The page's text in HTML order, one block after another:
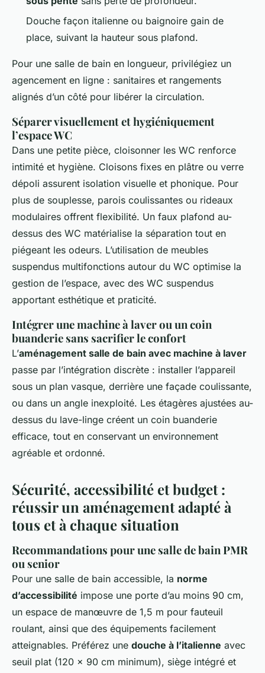
Douche façon italienne ou baignoire gain de
place, suivant la hauteur sous plafond.
Pour une salle de bain en longueur, privilégiez un
agencement en ligne : sanitaires et rangements
alignés d’un côté pour libérer la circulation.
Séparer visuellement et hygiéniquement
l’espace WC
Dans une petite pièce, cloisonner les WC renforce
intimité et hygiène. Cloisons fixes en plâtre ou verre
dépoli assurent isolation visuelle et phonique. Pour
plus de souplesse, parois coulissantes ou rideaux
modulaires offrent flexibilité. Un faux plafond au-
dessus des WC matérialise la séparation tout en
piégeant les odeurs. L’utilisation de meubles
suspendus multifonctions autour du WC optimise la
gestion de l’espace, avec des WC suspendus
apportant esthétique et praticité.
Intégrer une machine à laver ou un coin
buanderie sans sacrifier le confort
L’aménagement salle de bain avec machine à laver
passe par l’intégration discrète : installer l’appareil
sous un plan vasque, derrière une façade coulissante,
ou dans un angle inexploité. Les étagères ajustées au-
dessus du lave-linge créent un coin buanderie
efficace, tout en conservant un environnement
agréable et ordonné.
Sécurité, accessibilité et budget :
réussir un aménagement adapté à
tous et à chaque situation
Recommandations pour une salle de bain PMR
ou senior
Pour une salle de bain accessible, la norme
d’accessibilité impose une porte d’au moins 90 cm,
un espace de manœuvre de 1,5 m pour fauteuil
roulant, ainsi que des équipements facilement
atteignables. Préférez une douche à l’italienne avec
seuil plat (120 x 90 cm minimum), siège intégré et